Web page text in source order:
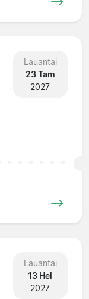
Lauantai
23 Tam
2027
Lauantai
13 Hel
2027